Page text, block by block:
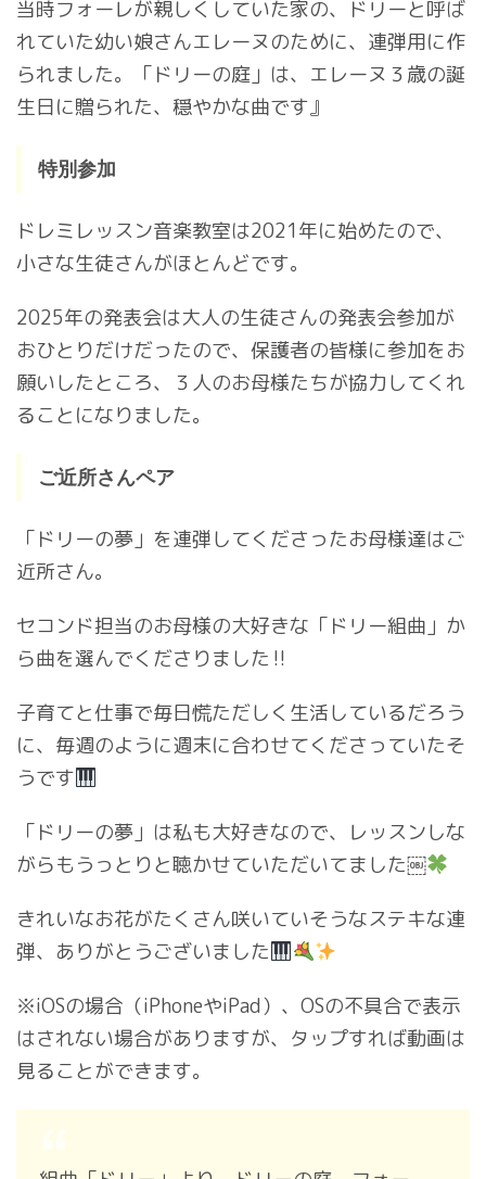
当時フォーレが親しくしていた家の、ドリーと呼ば
れていた幼い娘さんエレーヌのために、連弾用に作
られました。「ドリーの庭」は、エレーヌ３歳の誕
生日に贈られた、穏やかな曲です』
特別参加
ドレミレッスン音楽教室は2021年に始めたので、
小さな生徒さんがほとんどです。
2025年の発表会は大人の生徒さんの発表会参加が
おひとりだけだったので、保護者の皆様に参加をお
願いしたところ、３人のお母様たちが協力してくれ
ることになりました。
ご近所さんペア
「ドリーの夢」を連弾してくださったお母様達はご
近所さん。
セコンド担当のお母様の大好きな「ドリー組曲」か
ら曲を選んでくださりました‼︎
子育てと仕事で毎日慌ただしく生活しているだろう
に、毎週のように週末に合わせてくださっていたそ
うです
「ドリーの夢」は私も大好きなので、レッスンしな
がらもうっとりと聴かせていただいてました￼
きれいなお花がたくさん咲いていそうなステキな連
弾、ありがとうございました
※iOSの場合（iPhoneやiPad）、OSの不具合で表示
はされない場合がありますが、タップすれば動画は
見ることができます。